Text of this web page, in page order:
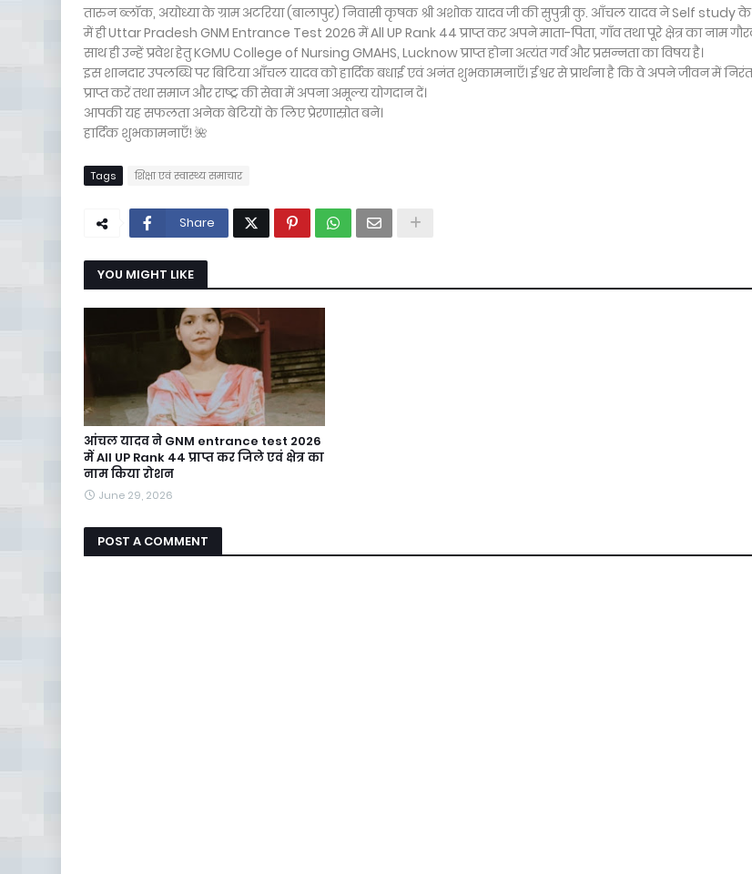
तारुन ब्लॉक, अयोध्या के ग्राम अटरिया (बालापुर) निवासी कृषक श्री अशोक यादव जी की सुपुत्री कु. आँचल यादव ने Self study के
में ही Uttar Pradesh GNM Entrance Test 2026 में All UP Rank 44 प्राप्त कर अपने माता-पिता, गाँव तथा पूरे क्षेत्र का नाम
साथ ही उन्हें प्रवेश हेतु KGMU College of Nursing GMAHS, Lucknow प्राप्त होना अत्यंत गर्व और प्रसन्नता का विषय है।
इस शानदार उपलब्धि पर बिटिया आँचल यादव को हार्दिक बधाई एवं अनंत शुभकामनाएँ। ईश्वर से प्रार्थना है कि वे अपने जीवन में
प्राप्त करें तथा समाज और राष्ट्र की सेवा में अपना अमूल्य योगदान दें।
आपकी यह सफलता अनेक बेटियों के लिए प्रेरणास्रोत बने।
हार्दिक शुभकामनाएँ! 🌺
Tags शिक्षा एवं स्वास्थ्य समाचार
Share
YOU MIGHT LIKE
आंचल यादव ने GNM entrance test 2026
में All UP Rank 44 प्राप्त कर जिले एवं क्षेत्र का
नाम किया रोशन
June 29, 2026
POST A COMMENT